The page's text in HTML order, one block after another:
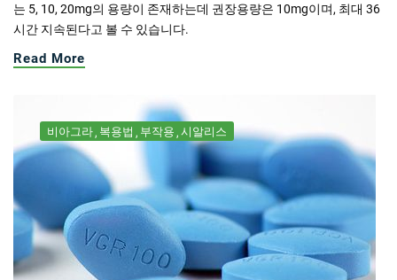
는 5, 10, 20mg의 용량이 존재하는데 권장용량은 10mg이며, 최대 36
시간 지속된다고 볼 수 있습니다.
Read More
비아그라 복용법 부작용 시알리스